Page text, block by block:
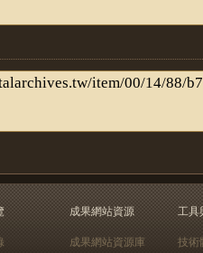
成果網站資源
成果網站資源庫
工具
技術